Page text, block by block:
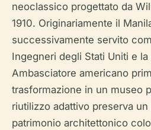
neoclassico progettato da
1910. Originariamente il
successivamente servito
Ingegneri degli Stati Uniti e
Ambasciatore americano
trasformazione in un museo
riutilizzo adattivo preserva
patrimonio architettonico